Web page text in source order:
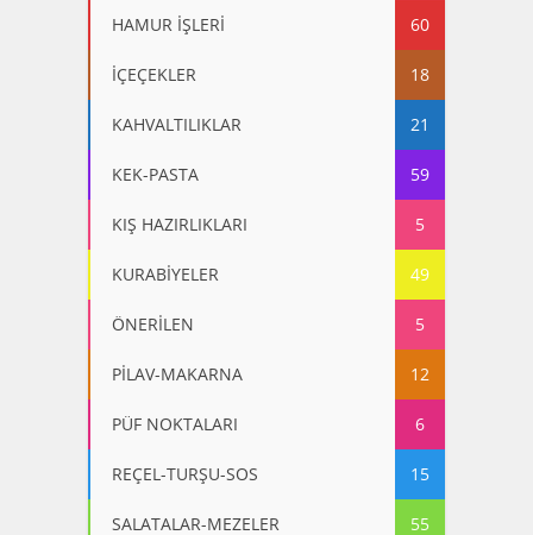
HAMUR İŞLERİ 60
İÇEÇEKLER 18
KAHVALTILIKLAR 21
KEK-PASTA 59
KIŞ HAZIRLIKLARI 5
KURABİYELER 49
ÖNERİLEN 5
PİLAV-MAKARNA 12
PÜF NOKTALARI 6
REÇEL-TURŞU-SOS 15
SALATALAR-MEZELER 55